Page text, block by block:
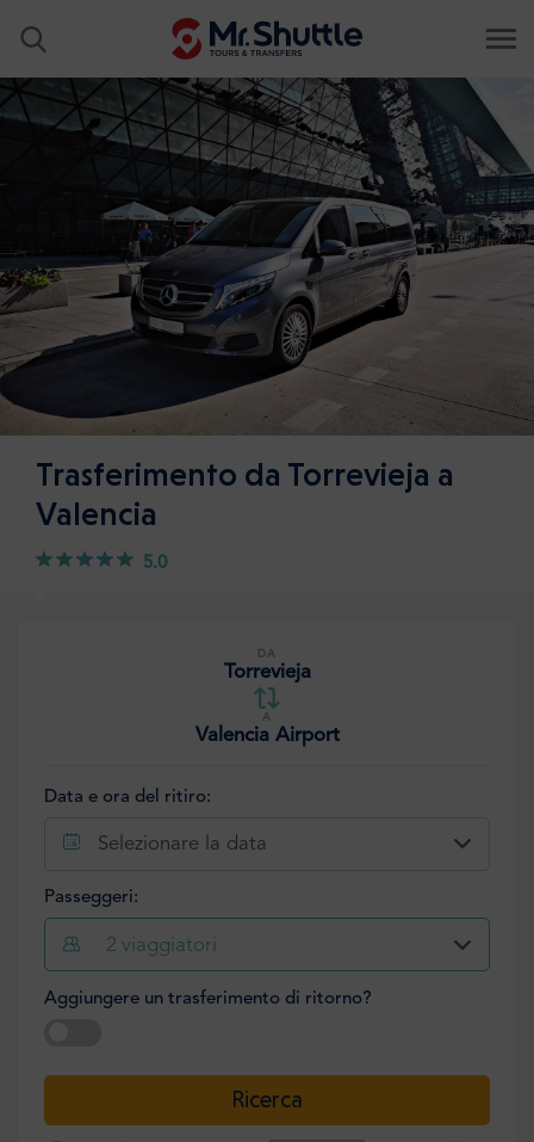
Trasferimento da Torrevieja a
Valencia
5.0
DA
Torrevieja
A
Valencia Airport
Data e ora del ritiro:
Selezionare la data
Passeggeri:
2 viaggiatori
Aggiungere un trasferimento di ritorno?
Ricerca